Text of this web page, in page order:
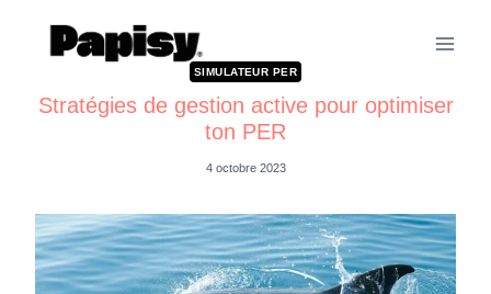
SIMULATEUR PER
Stratégies de gestion active pour optimiser
ton PER
4 octobre 2023